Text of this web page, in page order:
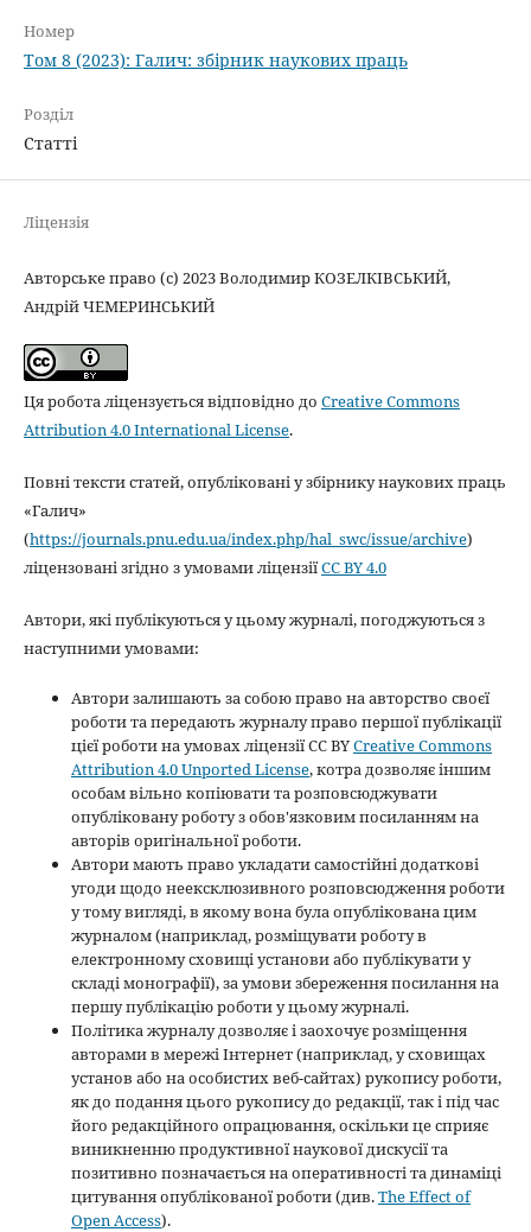
Номер
Том 8 (2023): Галич: збірник наукових праць
Розділ
Статті
Ліцензія
Авторське право (c) 2023 Володимир КОЗЕЛКІВСЬКИЙ,
Андрій ЧЕМЕРИНСЬКИЙ
Ця робота ліцензується відповідно до Creative Commons
Attribution 4.0 International License.
Повні тексти статей, опубліковані у збірнику наукових праць
«Галич»
(https://journals.pnu.edu.ua/index.php/hal_swc/issue/archive)
ліцензовані згідно з умовами ліцензіїCC BY 4.0
Автори, які публікуються у цьому журналі, погоджуються з
наступними умовами:
Автори залишають за собою право на авторство своєї
роботи та передають журналу право першої публікації
цієї роботи на умовах ліцензії CC BYCreative Commons
Attribution 4.0 Unported License, котра дозволяє іншим
особам вільно копіювати та розповсюджувати
опубліковану роботу з обов'язковим посиланням на
авторів оригінальної роботи.
Автори мають право укладати самостійні додаткові
угоди щодо неексклюзивного розповсюдження роботи
у тому вигляді, в якому вона була опублікована цим
журналом (наприклад, розміщувати роботу в
електронному сховищі установи або публікувати у
складі монографії), за умови збереження посилання на
першу публікацію роботи у цьому журналі.
Політика журналу дозволяє і заохочує розміщення
авторами в мережі Інтернет (наприклад, у сховищах
установ або на особистих веб-сайтах) рукопису роботи,
як до подання цього рукопису до редакції, так і під час
його редакційного опрацювання, оскільки це сприяє
виникненню продуктивної наукової дискусії та
позитивно позначається на оперативності та динаміці
цитування опублікованої роботи (див.The Effect of
Open Access).